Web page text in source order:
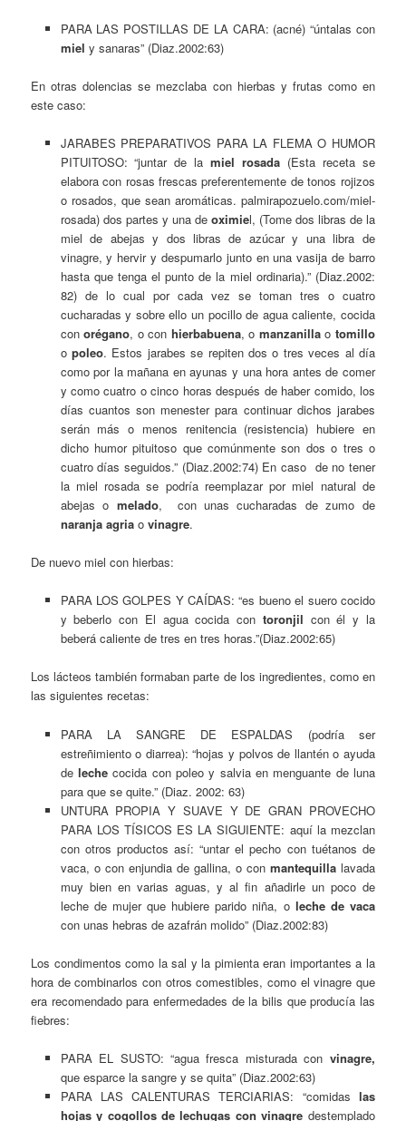
PARA LAS POSTILLAS DE LA CARA: (acné) “úntalas con
miel y sanaras” (Diaz.2002:63)
En otras dolencias se mezclaba con hierbas y frutas como en
este caso:
JARABES PREPARATIVOS PARA LA FLEMA O HUMOR
PITUITOSO: “juntar de lamiel rosada (Esta receta se
elabora con rosas frescas preferentemente de tonos rojizos
o rosados, que sean aromáticas. palmirapozuelo.com/miel-
rosada) dos partes y una de oximiel, (Tome dos libras de la
miel de abejas y dos libras de azúcar y una libra de
vinagre, y hervir y despumarlo junto en una vasija de barro
hasta que tenga el punto de la miel ordinaria).” (Diaz.2002:
82) de lo cual por cada vez se toman tres o cuatro
cucharadas y sobre ello un pocillo de agua caliente, cocida
conorégano, o con hierbabuena, o manzanillao tomillo
o poleo. Estos jarabes se repiten dos o tres veces al día
como por la mañana en ayunas y una hora antes de comer
y como cuatro o cinco horas después de haber comido, los
días cuantos son menester para continuar dichos jarabes
serán más o menos renitencia (resistencia) hubiere en
dicho humor pituitoso que comúnmente son dos o tres o
cuatro días seguidos.” (Diaz.2002:74) En caso de no tener
la miel rosada se podría reemplazar por miel natural de
abejas o melado, con unas cucharadas de zumo de
naranja agriao vinagre.
De nuevo miel con hierbas:
PARA LOS GOLPES Y CAÍDAS: “es bueno el suero cocido
y beberlo con El agua cocida con toronjil con él y la
beberá caliente de tres en tres horas.”(Diaz.2002:65)
Los lácteos también formaban parte de los ingredientes, como en
las siguientes recetas:
PARA LA SANGRE DE ESPALDAS (podría ser
estreñimiento o diarrea): “hojas y polvos de llantén o ayuda
de lechecocida con poleo y salvia en menguante de luna
para que se quite.” (Diaz. 2002: 63)
UNTURA PROPIA Y SUAVE Y DE GRAN PROVECHO
PARA LOS TÍSICOS ES LA SIGUIENTE: aquí la mezclan
con otros productos así: “untar el pecho con tuétanos de
vaca, o con enjundia de gallina, o con mantequilla lavada
muy bien en varias aguas, y al fin añadirle un poco de
leche de mujer que hubiere parido niña, oleche de vaca
con unas hebras de azafrán molido” (Diaz.2002:83)
Los condimentos como la sal y la pimienta eran importantes a la
hora de combinarlos con otros comestibles, como el vinagre que
era recomendado para enfermedades de la bilis que producía las
fiebres:
PARA EL SUSTO: “agua fresca misturada con vinagre,
que esparce la sangre y se quita” (Diaz.2002:63)
PARA LAS CALENTURAS TERCIARIAS: “comidas las
hojas y cogollos de lechugas con vinagre destemplado